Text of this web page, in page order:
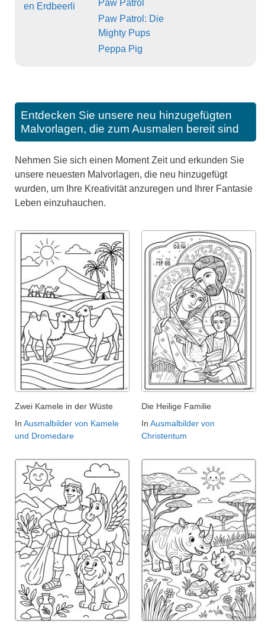
en Erdbeerli
Paw Patrol
Paw Patrol: Die
Mighty Pups
Peppa Pig
Entdecken Sie unsere neu hinzugefügten
Malvorlagen, die zum Ausmalen bereit sind
Nehmen Sie sich einen Moment Zeit und erkunden Sie
unsere neuesten Malvorlagen, die neu hinzugefügt
wurden, um Ihre Kreativität anzuregen und Ihrer Fantasie
Leben einzuhauchen.
Zwei Kamele in der Wüste
In Ausmalbilder von Kamele
und Dromedare
Die Heilige Familie
In Ausmalbilder von
Christentum